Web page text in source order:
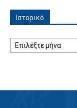
Ιστορικό
Ιστορικό